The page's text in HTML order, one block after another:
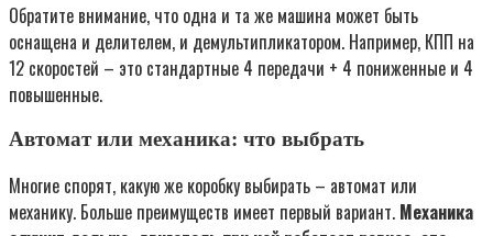
Обратите внимание, что одна и та же машина может быть
оснащена и делителем, и демультипликатором. Например, КПП на
12 скоростей – это стандартные 4 передачи + 4 пониженные и 4
повышенные.
Автомат или механика: что выбрать
Многие спорят, какую же коробку выбирать – автомат или
механику. Больше преимуществ имеет первый вариант. Механика